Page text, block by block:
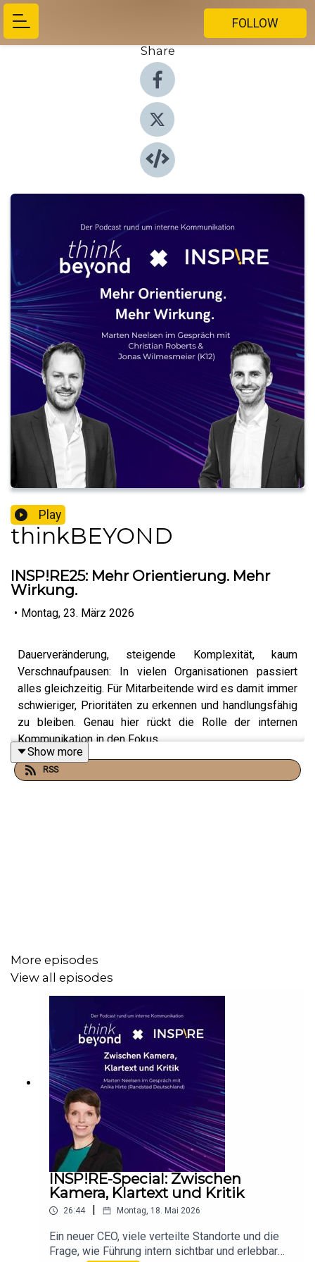
FOLLOW
Share
Play
thinkBEYOND
INSP!RE25: Mehr Orientierung. Mehr
Wirkung.
• Montag, 23. März 2026
Dauerveränderung, steigende Komplexität, kaum
Verschnaufpausen: In vielen Organisationen passiert
alles gleichzeitig. Für Mitarbeitende wird es damit immer
schwieriger, Prioritäten zu erkennen und handlungsfähig
zu bleiben. Genau hier rückt die Rolle der internen
Kommunikation in den Fokus.
allein keine Lösung ist – und weshalb interne
Kommunikation heute vor allem eines leisten
muss: Orientierung geben. Das Gespräch zeigt, wie
reduzieren, Schwerpunkte sichtbar zu machen und
Mitarbeitenden Halt zu geben – gerade in einer VUCA-
Welt, in der klassische Change-Logiken an ihre Grenzen
stoßen.
Die Themen:
Warum Veränderung zum Dauerzustand geworden
ist
Was Orientierung in einer VUCA-Welt konkret
bedeutet
Interne Kommunikation zwischen Informationsflut
Show more
RSS
More episodes
View all episodes
INSP!RE-Special: Zwischen
Kamera, Klartext und Kritik
26:44 | Montag, 18. Mai 2026
Ein neuer CEO, viele verteilte Standorte und die
Frage, wie Führung intern sichtbar und erlebbar